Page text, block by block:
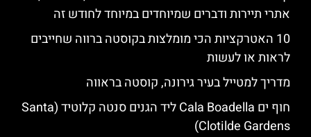
אתרי תיירות ודברים שמיוחדים במיוחד לחודש זה
10 האטרקציות הכי מומלצות בקוסטה ברווה שחייבים
לראות או לעשות
מדריך למטייל בעיר גירונה, קוסטה בראווה
חוף ים Cala Boadella ליד הגנים סנטה קלוטיד (Santa
Clotilde Gardens)